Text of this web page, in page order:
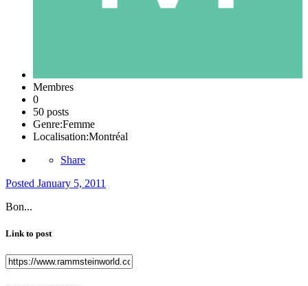
Membres
0
50 posts
Genre:Femme
Localisation:Montréal
Share
Posted January 5, 2011
Bon...
Link to post